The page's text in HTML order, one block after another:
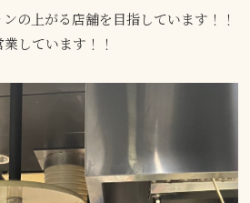
の上がる店舗を目指しています！！
しています！！